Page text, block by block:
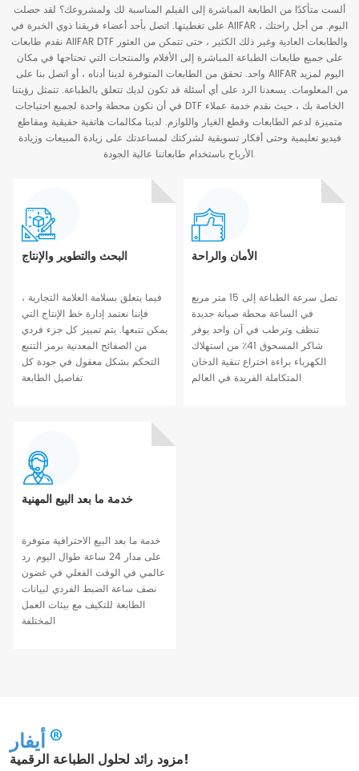
ألست متأكدًا من الطابعة المباشرة إلى الفيلم المناسبة لك ولمشروعك؟ لقد حصلت
على تغطيتها. اتصل بأحد أعضاء فريقنا ذوي الخبرة في AIIFAR اليوم. من أجل راحتك ،
نقدم طابعات AIIFAR DTF والطابعات العادية وغير ذلك الكثير ، حتى تتمكن من العثور
على جميع طابعات الطباعة المباشرة إلى الأفلام والمنتجات التي تحتاجها في مكان
واحد. تحقق من الطابعات المتوفرة لدينا أدناه ، أو اتصل بنا على AIIFAR اليوم لمزيد
من المعلومات. يسعدنا الرد على أي أسئلة قد تكون لديك تتعلق بالطباعة. تتمثل رؤيتنا
في أن نكون محطة واحدة لجميع احتياجات DTF الخاصة بك ، حيث نقدم خدمة عملاء
متميزة لدعم الطابعات وقطع الغيار واللوازم. لدينا مكالمات هاتفية حقيقية ومقاطع
فيديو تعليمية وحتى أفكار تسويقية لشركتك لمساعدتك على زيادة المبيعات وزيادة
الأرباح باستخدام طابعاتنا عالية الجودة.
البحث والتطوير والإنتاج
فيما يتعلق بسلامة العلامة التجارية ،
فإننا نعتمد إدارة خط الإنتاج التي
يمكن تتبعها. يتم تمييز كل جزء فردي
من الصفائح المعدنية برمز التتبع
التحكم بشكل معقول في جودة كل
تفاصيل الطابعة
الأمان والراحة
تصل سرعة الطباعة إلى 15 متر مربع
في الساعة محطة صيانة جديدة
تنظف وترطب في آن واحد يوفر
شاكر المسحوق 41٪ من استهلاك
الكهرباء براءة اختراع تنقية الدخان
المتكاملة الفريدة في العالم
خدمة ما بعد البيع المهنية
خدمة ما بعد البيع الاحترافية متوفرة
على مدار 24 ساعة طوال اليوم. رد
عالمي في الوقت الفعلي في غضون
نصف ساعة الضبط الفردي لبيانات
الطابعة للتكيف مع بيئات العمل
المختلفة
أيفار
مزود رائد لحلول الطباعة الرقمية!